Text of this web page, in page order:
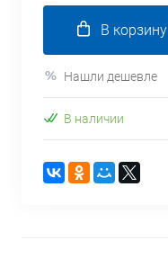
В корзину
Нашли дешевле
В наличии